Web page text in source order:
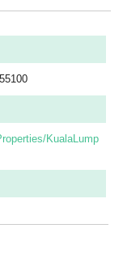
KualaLump